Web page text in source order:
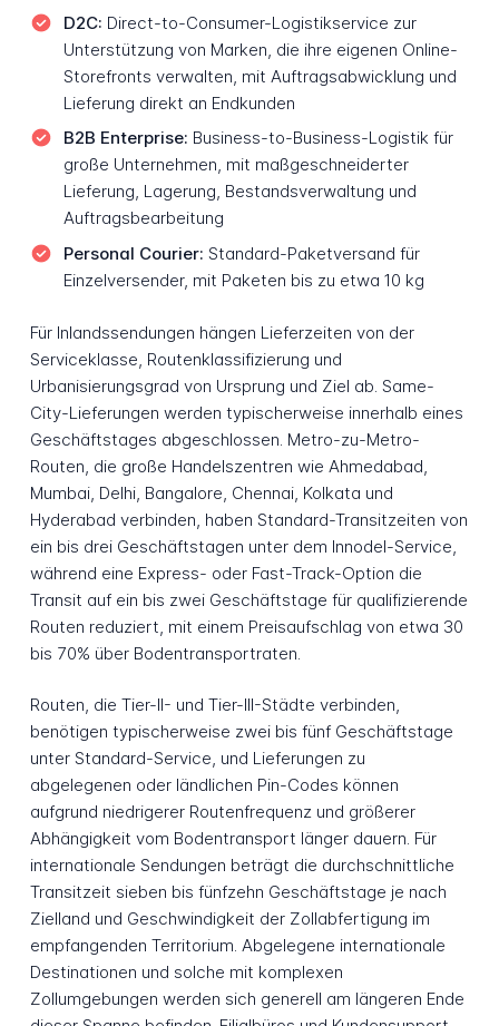
D2C: Direct-to-Consumer-Logistikservice zur
Unterstützung von Marken, die ihre eigenen Online-
Storefronts verwalten, mit Auftragsabwicklung und
Lieferung direkt an Endkunden
B2B Enterprise: Business-to-Business-Logistik für
große Unternehmen, mit maßgeschneiderter
Lieferung, Lagerung, Bestandsverwaltung und
Auftragsbearbeitung
Personal Courier: Standard-Paketversand für
Einzelversender, mit Paketen bis zu etwa 10 kg
Für Inlandssendungen hängen Lieferzeiten von der
Serviceklasse, Routenklassifizierung und
Urbanisierungsgrad von Ursprung und Ziel ab. Same-
City-Lieferungen werden typischerweise innerhalb eines
Geschäftstages abgeschlossen. Metro-zu-Metro-
Routen, die große Handelszentren wie Ahmedabad,
Mumbai, Delhi, Bangalore, Chennai, Kolkata und
Hyderabad verbinden, haben Standard-Transitzeiten von
ein bis drei Geschäftstagen unter dem Innodel-Service,
während eine Express- oder Fast-Track-Option die
Transit auf ein bis zwei Geschäftstage für qualifizierende
Routen reduziert, mit einem Preisaufschlag von etwa 30
bis 70% über Bodentransportraten.
Routen, die Tier-II- und Tier-III-Städte verbinden,
benötigen typischerweise zwei bis fünf Geschäftstage
unter Standard-Service, und Lieferungen zu
abgelegenen oder ländlichen Pin-Codes können
aufgrund niedrigerer Routenfrequenz und größerer
Abhängigkeit vom Bodentransport länger dauern. Für
internationale Sendungen beträgt die durchschnittliche
Transitzeit sieben bis fünfzehn Geschäftstage je nach
Zielland und Geschwindigkeit der Zollabfertigung im
empfangenden Territorium. Abgelegene internationale
Destinationen und solche mit komplexen
Zollumgebungen werden sich generell am längeren Ende